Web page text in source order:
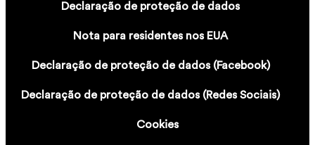
Declaração de proteção de dados
Nota para residentes nos EUA
Declaração de proteção de dados (Facebook)
Declaração de proteção de dados (Redes Sociais)
Cookies